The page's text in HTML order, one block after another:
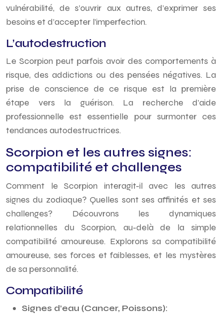
vulnérabilité, de s’ouvrir aux autres, d’exprimer ses
besoins et d’accepter l’imperfection.
L’autodestruction
Le Scorpion peut parfois avoir des comportements à
risque, des addictions ou des pensées négatives. La
prise de conscience de ce risque est la première
étape vers la guérison. La recherche d’aide
professionnelle est essentielle pour surmonter ces
tendances autodestructrices.
Scorpion et les autres signes:
compatibilité et challenges
Comment le Scorpion interagit-il avec les autres
signes du zodiaque? Quelles sont ses affinités et ses
challenges? Découvrons les dynamiques
relationnelles du Scorpion, au-delà de la simple
compatibilité amoureuse. Explorons sa compatibilité
amoureuse, ses forces et faiblesses, et les mystères
de sa personnalité.
Compatibilité
Signes d’eau (Cancer, Poissons):